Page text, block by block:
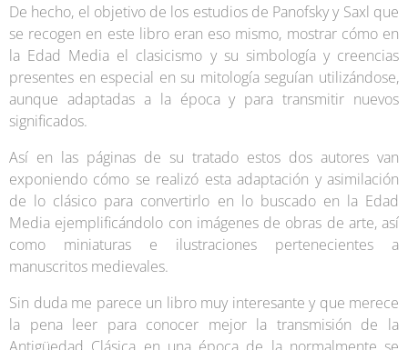
De hecho, el objetivo de los estudios de Panofsky y Saxl que
se recogen en este libro eran eso mismo, mostrar cómo en
la Edad Media el clasicismo y su simbología y creencias
presentes en especial en su mitología seguían utilizándose,
aunque adaptadas a la época y para transmitir nuevos
significados.
Así en las páginas de su tratado estos dos autores van
exponiendo cómo se realizó esta adaptación y asimilación
de lo clásico para convertirlo en lo buscado en la Edad
Media ejemplificándolo con imágenes de obras de arte, así
como miniaturas e ilustraciones pertenecientes a
manuscritos medievales.
Sin duda me parece un libro muy interesante y que merece
la pena leer para conocer mejor la transmisión de la
Antigüedad Clásica en una época de la normalmente se